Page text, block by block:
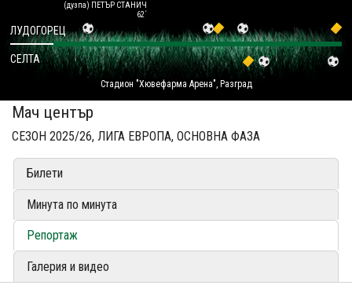
СТАДИОН & БАЗИ
КЛУБ
(дузпа) ПЕТЪР СТАНИЧ
62´
Стадион "Хювефарма Арена", Разград
ЛУДОГОРЕЦ
СЕЛТА
Мач център
СЕЗОН 2025/26, ЛИГА ЕВРОПА, ОСНОВНА ФАЗА
Билети
Минута по минута
Репортаж
Галерия и видео